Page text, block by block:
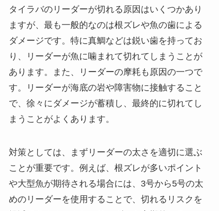
タイラバのリーダーが切れる原因はいくつかあり
ますが、最も一般的なのは根ズレや魚の歯による
ダメージです。特に真鯛などは鋭い歯を持ってお
り、リーダーが魚に噛まれて切れてしまうことが
あります。また、リーダーの摩耗も原因の一つで
す。リーダーが海底の岩や障害物に接触すること
で、徐々にダメージが蓄積し、最終的に切れてし
まうことがよくあります。
対策としては、まずリーダーの太さを適切に選ぶ
ことが重要です。例えば、根ズレが多いポイント
や大型魚が期待される場合には、3号から5号の太
めのリーダーを使用することで、切れるリスクを